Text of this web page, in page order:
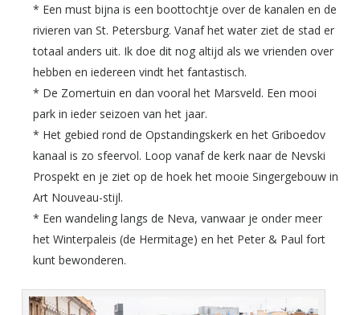
* Een must bijna is een boottochtje over de kanalen en de
rivieren van St. Petersburg. Vanaf het water ziet de stad er
totaal anders uit. Ik doe dit nog altijd als we vrienden over
hebben en iedereen vindt het fantastisch.
* De Zomertuin en dan vooral het Marsveld. Een mooi
park in ieder seizoen van het jaar.
* Het gebied rond de Opstandingskerk en het Griboedov
kanaal is zo sfeervol. Loop vanaf de kerk naar de Nevski
Prospekt en je ziet op de hoek het mooie Singergebouw in
Art Nouveau-stijl.
* Een wandeling langs de Neva, vanwaar je onder meer
het Winterpaleis (de Hermitage) en het Peter & Paul fort
kunt bewonderen.